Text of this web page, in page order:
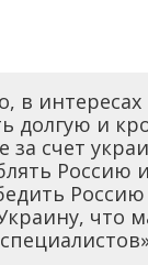
в
долгую и
за счет
Россию
что